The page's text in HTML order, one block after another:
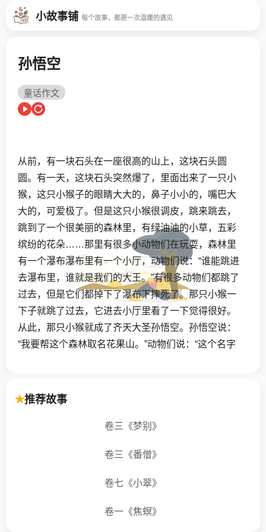
小故事铺 每个故事，都是一次温暖的遇见
孙悟空
童话作文
从前，有一块石头在一座很高的山上，这块石头圆
圆。有一天，这块石头突然爆了，里面出来了一只小
猴，这只小猴子的眼睛大大的，鼻子小小的，嘴巴大
大的，可爱极了。但是这只小猴很调皮，跳来跳去，
跳到了一个很美丽的森林里，有绿油油的小草，五彩
缤纷的花朵……那里有很多小动物们在玩耍，森林里
有一个瀑布瀑布里有一个小厅，动物们说：“谁能跳进
去瀑布里，谁就是我们的大王。”有很多动物们都跳了
过去，但是它们都掉下了瀑布下摔死了。那只小猴一
下子就跳了过去，它进去小厅里看了一下觉得很好。
从此，那只小猴就成了齐天大圣孙悟空。孙悟空说：
“我要帮这个森林取名花果山。”动物们说：“这个名字
有一次，孙悟空来到东海龙王的水晶宫，向东海龙王
齐天大圣孙悟空，我要向东海龙王拿武器，快开门。”
王。东海龙王对他的奴隶说：“快拿武器来。”东海龙王
把比刚才的重一点。孙悟空又拿起来看看说：“太轻
推荐故事
卷三《梦别》
卷三《番僧》
卷七《小翠》
卷一《焦螟》